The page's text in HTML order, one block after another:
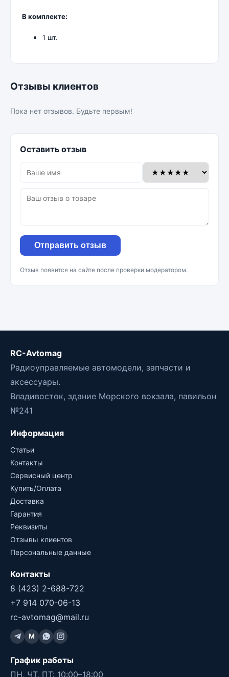
В комплекте:
1 шт.
Отзывы клиентов
Пока нет отзывов. Будьте первым!
Оставить отзыв
Отправить отзыв
Отзыв появится на сайте после проверки модератором.
RC-Avtomag
Радиоуправляемые автомодели, запчасти и
аксессуары.
Владивосток, здание Морского вокзала, павильон
№241
Информация
Статьи
Контакты
Сервисный центр
Купить/Оплата
Доставка
Гарантия
Реквизиты
Отзывы клиентов
Персональные данные
Контакты
8 (423) 2-688-722
+7 914 070-06-13
rc-avtomag@mail.ru
M
График работы
ПН, ЧТ, ПТ: 10:00–18:00